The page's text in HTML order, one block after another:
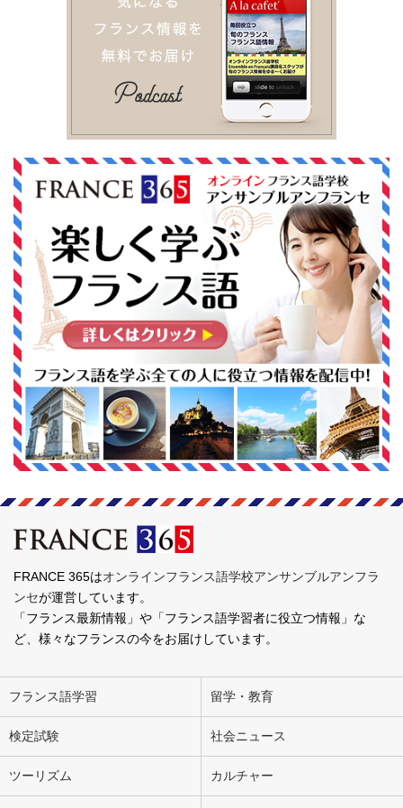
FRANCE 365はオンラインフランス語学校アンサンブルアンフラ
ンセが運営しています。
「フランス最新情報」や「フランス語学習者に役立つ情報」な
ど、様々なフランスの今をお届けしています。
フランス語学習 留学・教育
検定試験 社会ニュース
ツーリズム カルチャー